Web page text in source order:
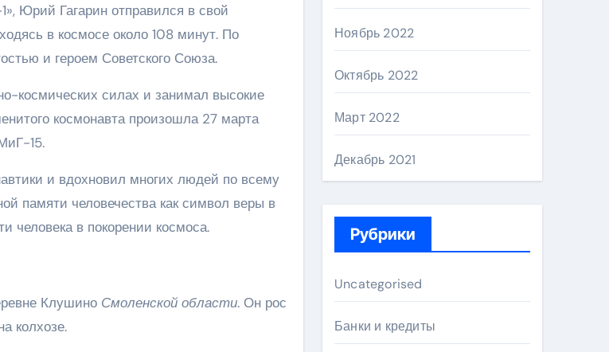
Юрий Гагарин отправился в свой
в космосе около 108 минут. По
и героем Советского Союза.
космических силах и занимал высокие
космонавта произошла 27 марта
15.
и вдохновил многих людей по всему
памяти человечества как символ веры в
человека в покорении космоса.
Клушино Смоленской области. Он рос
колхозе.
Ноябрь 2022
Октябрь 2022
Март 2022
Декабрь 2021
Рубрики
Uncategorised
Банки и кредиты